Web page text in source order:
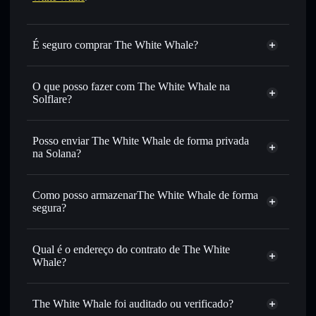
É seguro comprar The White Whale?
The White Whale token verificado
O que posso fazer com The White Whale na
Solflare?
The White Whale
Carteira Solflare
Trocar instantaneamente— trocar WHITEWHALE por
SOL, USDC ou milhares de outros tokens Solana com
melhor preço disponível
Definir ordens limite— automatizar transações ao teu
preço-alvo para WHITEWHALE
Utilizar DCA— investir de forma faseada ao longo do
Enviar de forma privada
— transferir WHITEWHALE
de Privacidade integrado da Solflare
Acompanhar em tempo real— monitorizar o preço,
Posso enviar The White Whale de forma privada
na Solana?
Carteira Solflare
Agregador de
The White Whale
Como posso armazenarThe White Whale de forma
segura?
The White Whale
Qual é o endereço do contrato de The White
Whale?
The White
a3W4qutoEJA4232T2gwZUfgYJTetr96pU4SJMwppump
The White Whale foi auditado ou verificado?